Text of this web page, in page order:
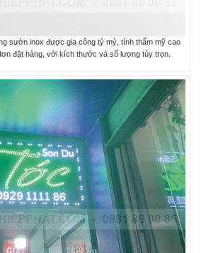
sườn inox được gia công tỷ mỷ, tính thẩm mỹ cao
đặt hàng, với kích thước và số lượng tùy trọn.